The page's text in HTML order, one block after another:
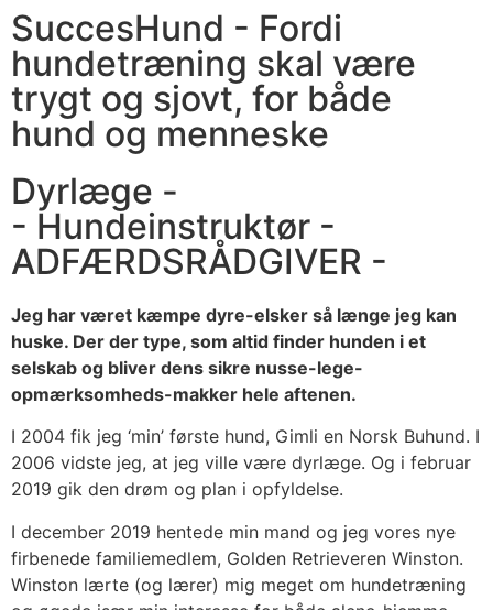
SuccesHund - Fordi
hundetræning skal være
trygt og sjovt, for både
hund og menneske
Dyrlæge -
- Hundeinstruktør -
ADFÆRDSRÅDGIVER -
Jeg har været kæmpe dyre-elsker så længe jeg kan
huske. Der der type, som altid finder hunden i et
selskab og bliver dens sikre nusse-lege-
opmærksomheds-makker hele aftenen.
I 2004 fik jeg ‘min’ første hund, Gimli en Norsk Buhund. I
2006 vidste jeg, at jeg ville være dyrlæge. Og i februar
2019 gik den drøm og plan i opfyldelse.
I december 2019 hentede min mand og jeg vores nye
firbenede familiemedlem, Golden Retrieveren Winston.
Winston lærte (og lærer) mig meget om hundetræning